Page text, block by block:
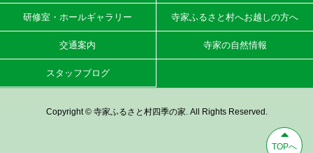
TOPへ
研修室・ホールギャラリー 寺家ふるさと村へお越しの方へ
交通案内 寺家の自然情報
スタッフブログ
Copyright © 寺家ふるさと村四季の家. All Rights Reserved.